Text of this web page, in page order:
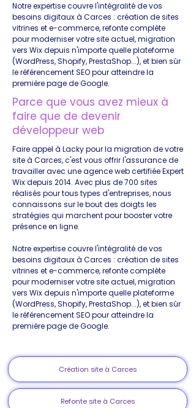
Notre expertise couvre l'intégralité de vos
besoins digitaux à Carces : création de sites
vitrines et e-commerce, refonte complète
pour moderniser votre site actuel, migration
vers Wix depuis n'importe quelle plateforme
(WordPress, Shopify, PrestaShop...), et bien sûr
le référencement SEO pour atteindre la
première page de Google.
Parce que vous avez mieux à
faire que de devenir
développeur web
Faire appel à Lacky pour la migration de votre
site à Carces, c'est vous offrir l'assurance de
travailler avec une agence web certifiée Expert
Wix depuis 2014. Avec plus de 700 sites
réalisés pour tous types d'entreprises, nous
connaissons sur le bout des doigts les
stratégies qui marchent pour booster votre
présence en ligne.
Notre expertise couvre l'intégralité de vos
besoins digitaux à Carces : création de sites
vitrines et e-commerce, refonte complète
pour moderniser votre site actuel, migration
vers Wix depuis n'importe quelle plateforme
(WordPress, Shopify, PrestaShop...), et bien sûr
le référencement SEO pour atteindre la
première page de Google.
Création site à Carces
Refonte site à Carces